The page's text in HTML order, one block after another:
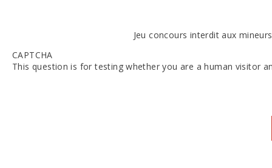
Jeu concours interdit aux
CAPTCHA
This question is for testing whether you are a human visitor